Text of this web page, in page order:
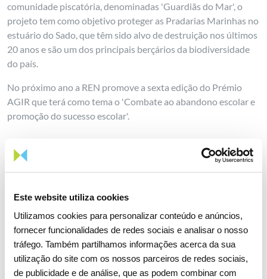
Este website utiliza cookies
Utilizamos cookies para personalizar conteúdo e anúncios,
fornecer funcionalidades de redes sociais e analisar o nosso
tráfego. Também partilhamos informações acerca da sua
utilização do site com os nossos parceiros de redes sociais,
de publicidade e de análise, que as podem combinar com
comunidade piscatória, denominadas 'Guardiãs do Mar', o
projeto tem como objetivo proteger as Pradarias Marinhas no
estuário do Sado, que têm sido alvo de destruição nos últimos
20 anos e são um dos principais berçários da biodiversidade
do país.
No próximo ano a REN promove a sexta edição do Prémio
AGIR que terá como tema o 'Combate ao abandono escolar e
promoção do sucesso escolar'.
Sobre o Prémio AGIR
Partilhar notícia